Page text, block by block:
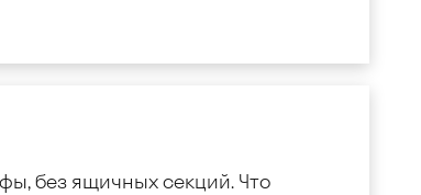
без ящичных секций. Что